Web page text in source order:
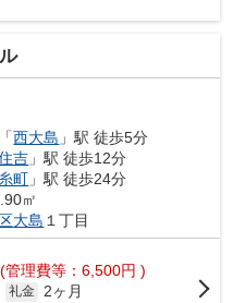
「西大島 」駅 徒歩5分
吉 」駅 徒歩12分
町 」駅 徒歩24分
㎡
大島 １丁目
(管理費等：6,500円 )
礼金 2ヶ月